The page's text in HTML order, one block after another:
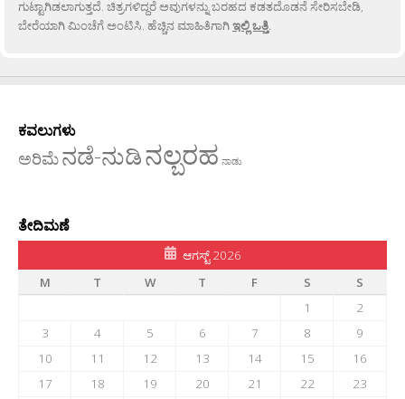
ಗುಟ್ಟಾಗಿಡಲಾಗುತ್ತದೆ. ಚಿತ್ರಗಳಿದ್ದರೆ ಅವುಗಳನ್ನು ಬರಹದ ಕಡತದೊಡನೆ ಸೇರಿಸಬೇಡಿ,
ಬೇರೆಯಾಗಿ ಮಿಂಚೆಗೆ ಅಂಟಿಸಿ. ಹೆಚ್ಚಿನ ಮಾಹಿತಿಗಾಗಿಇಲ್ಲಿ ಒತ್ತಿ
ಕವಲುಗಳು
ಅರಿಮೆನಡೆ-ನುಡಿನಲ್ಬರಹ ನಾಡು
ತೇದಿಮಣೆ
ಆಗಸ್ಟ್ 2026
M
T W T F S
S
1
2
3
4 5 6 7 8
9
10
11 12 13 14 15
16
17
18 19 20 21 22
23